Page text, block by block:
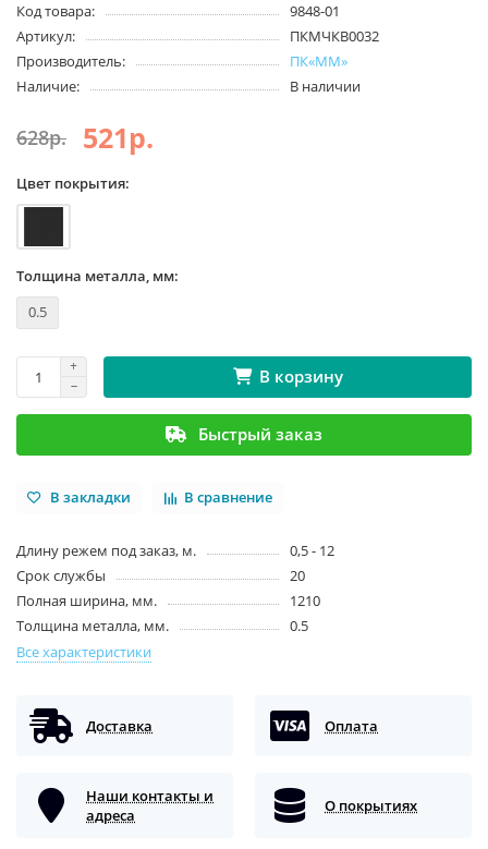
Код товара:
9848-01
Артикул:
ПКМЧКВ0032
Производитель:
ПК«ММ»
Наличие:
В наличии
628р. 521р.
Цвет покрытия:
Толщина металла, мм:
0.5
В корзину
Быстрый заказ
В закладки В сравнение
Длину режем под заказ, м.
0,5 - 12
Срок службы
20
Полная ширина, мм.
1210
Толщина металла, мм.
0.5
Все характеристики
Доставка Оплата
Наши контакты и
адреса
О покрытиях